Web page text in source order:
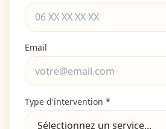
Email
Type d'intervention *